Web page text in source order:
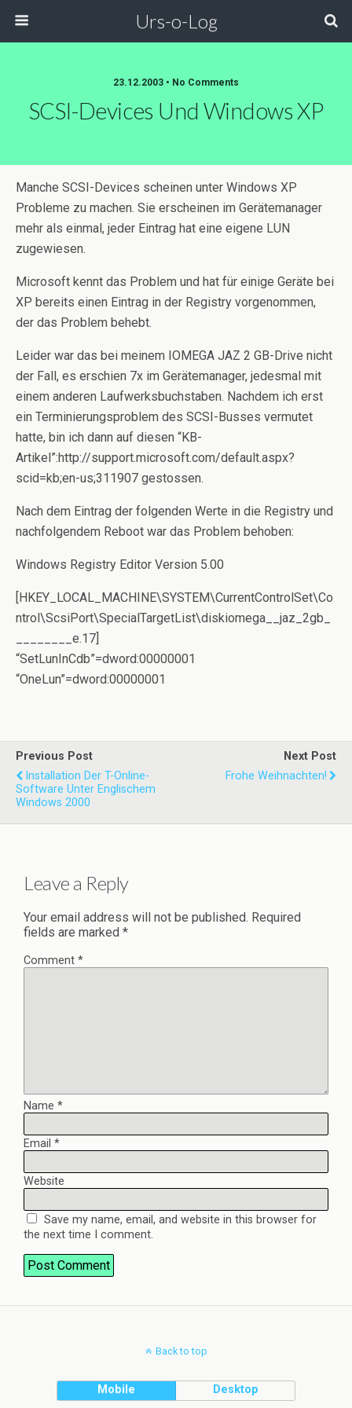
Urs-o-Log
23.12.2003 • No Comments
SCSI-Devices Und Windows XP
Manche SCSI-Devices scheinen unter Windows XP
Probleme zu machen. Sie erscheinen im Gerätemanager
mehr als einmal, jeder Eintrag hat eine eigene LUN
zugewiesen.
Microsoft kennt das Problem und hat für einige Geräte bei
XP bereits einen Eintrag in der Registry vorgenommen,
der das Problem behebt.
Leider war das bei meinem IOMEGA JAZ 2 GB-Drive nicht
der Fall, es erschien 7x im Gerätemanager, jedesmal mit
einem anderen Laufwerksbuchstaben. Nachdem ich erst
ein Terminierungsproblem des SCSI-Busses vermutet
hatte, bin ich dann auf diesen “KB-
Artikel”:http://support.microsoft.com/default.aspx?
scid=kb;en-us;311907 gestossen.
Nach dem Eintrag der folgenden Werte in die Registry und
nachfolgendem Reboot war das Problem behoben:
Windows Registry Editor Version 5.00
[HKEY_LOCAL_MACHINE\SYSTEM\CurrentControlSet\Co
ntrol\ScsiPort\SpecialTargetList\diskiomega__jaz_2gb_
________e.17]
“SetLunInCdb”=dword:00000001
“OneLun”=dword:00000001
Previous Post
Installation Der T-Online-
Software Unter Englischem
Windows 2000
Next Post
Frohe Weihnachten!
Leave a Reply
Your email address will not be published. Required
fields are marked *
Comment *
Name *
Email *
Website
Save my name, email, and website in this browser for
the next time I comment.
Back to top
Mobile Desktop